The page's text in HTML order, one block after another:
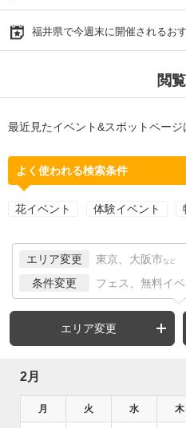
福井県で今週末に開催されるお
閲
最近見たイベント&スポットページ
よく使われる検索条件
花イベント 体験イベント
エリア変更 東京、大阪市 など
条件変更 フェス、無料イベ
エリア変更
2月
月 火 水 木